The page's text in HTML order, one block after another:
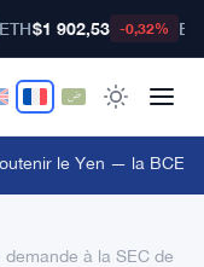
ETH$1 902,53 -0,32%
le Yen — la BCE
demande à la SEC de